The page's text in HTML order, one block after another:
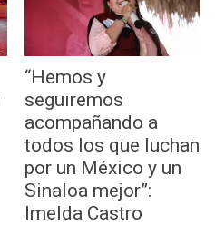
“Hemos y
seguiremos
acompañando a
todos los que luchan
por un México y un
Sinaloa mejor”:
Imelda Castro